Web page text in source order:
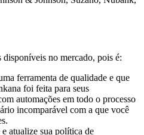
disponíveis no mercado, pois é:
ferramenta de qualidade e que
foi feita para seus
automações em todo o processo
incomparável com a que você
atualize sua política de